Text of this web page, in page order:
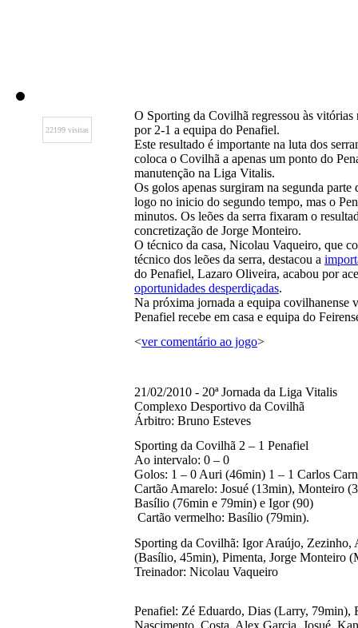
22199 visitas
O Sporting da Covilhã regressou às
por 2-1 a equipa do Penafiel.
Este resultado é importante na luta dos
coloca o Covilhã a apenas um ponto do
manutenção na Liga Vitalis.
Os golos apenas surgiram na segunda
logo no inicio do segundo tempo, mas o
minutos. Os leões da serra fixaram o
concretização de Jorge Monteiro.
O técnico da casa, Nicolau Vaqueiro, que
técnico dos leões da serra, destacou a
do Penafiel, Lazaro Oliveira, acabou por
oportunidades desperdiçadas.
Na próxima jornada a equipa covilhanense
Penafiel recebe em casa e equipa do
<ver comentário ao jogo>
21/02/2010 - 20ª Jornada da Liga Vitalis
Complexo Desportivo da Covilhã
Árbitro: Bruno Esteves
Sporting da Covilhã 2 – 1 Penafiel
Ao intervalo: 0 – 0
Golos: 1 – 0 Auri (46min) 1 – 1 Carlos
Cartão Amarelo: Josué (13min), Monteiro
Basílio (76min e 79min) e Igor (90)
Cartão vermelho: Basílio (79min).
Sporting da Covilhã: Igor Araújo, Zezinho,
(Basílio, 45min), Pimenta, Jorge Monteiro
Treinador: Nicolau Vaqueiro
Penafiel: Zé Eduardo, Dias (Larry,
Nascimento, Costa, Alex Garcia, Josué,